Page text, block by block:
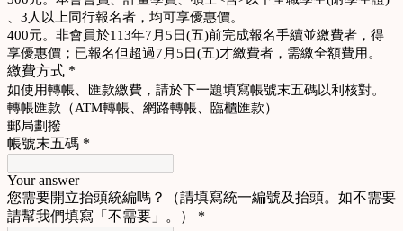
、3人以上同行報名者，均可享優惠價。
400元。非會員於113年7月5日(五)前完成報名手續並繳費者，得
享優惠價；已報名但超過7月5日(五)才繳費者，需繳全額費用。
繳費方式 *
如使用轉帳、匯款繳費，請於下一題填寫帳號末五碼以利核對。
轉帳匯款（ATM轉帳、網路轉帳、臨櫃匯款）
郵局劃撥
帳號末五碼 *
Your answer
您需要開立抬頭統編嗎？（請填寫統一編號及抬頭。如不需要
請幫我們填寫「不需要」。）
*